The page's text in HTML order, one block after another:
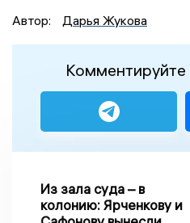
Автор:
Дарья Жукова
Комментируйте
Из зала суда – в
колонию: Ярченкову и